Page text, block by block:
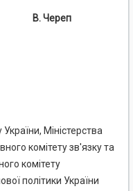
В. Череп
Міністерства
комітету зв'язку та
комітету
політики України